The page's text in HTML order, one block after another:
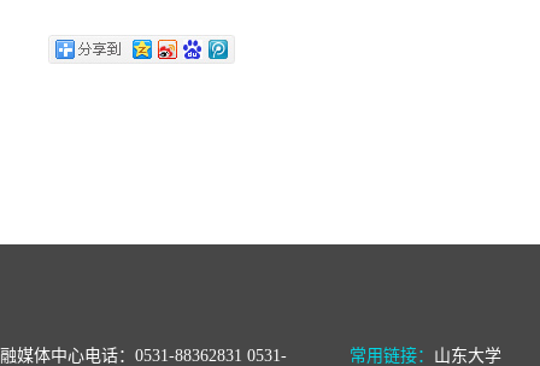
融媒体中心电话：0531-88362831 0531-
常用链接： 山东大学